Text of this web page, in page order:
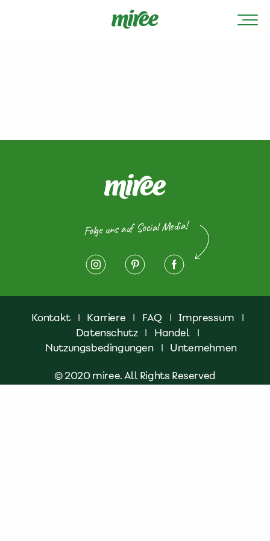
Folge uns auf Social Media!
Kontakt | Karriere | FAQ | Impressum
|
Datenschutz | Handel
|
Nutzungsbedingungen
| Unternehmen
© 2020 miree. All Rights Reserved